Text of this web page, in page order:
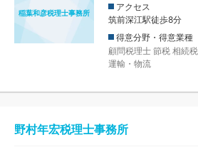
稲葉和彦税理士事務所
アクセス
筑前深江駅徒歩8分
得意分野・得意業種
顧問税理士 節税 相続税
運輸・物流
野村年宏税理士事務所